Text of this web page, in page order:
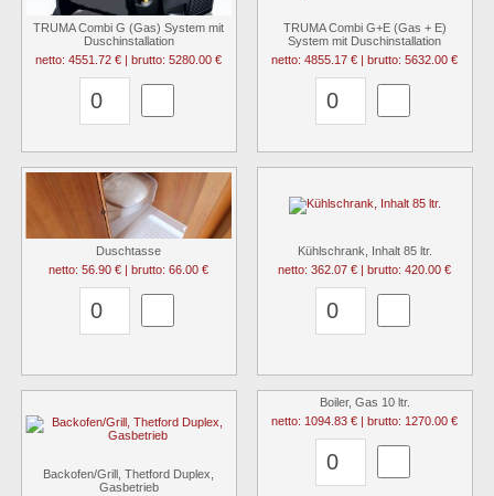
TRUMA Combi G (Gas) System mit
Duschinstallation
netto: 4551.72 € | brutto: 5280.00 €
TRUMA Combi G+E (Gas + E)
System mit Duschinstallation
netto: 4855.17 € | brutto: 5632.00 €
Duschtasse
netto: 56.90 € | brutto: 66.00 €
Kühlschrank, Inhalt 85 ltr.
netto: 362.07 € | brutto: 420.00 €
Backofen/Grill, Thetford Duplex,
Gasbetrieb
Boiler, Gas 10 ltr.
netto: 1094.83 € | brutto: 1270.00 €